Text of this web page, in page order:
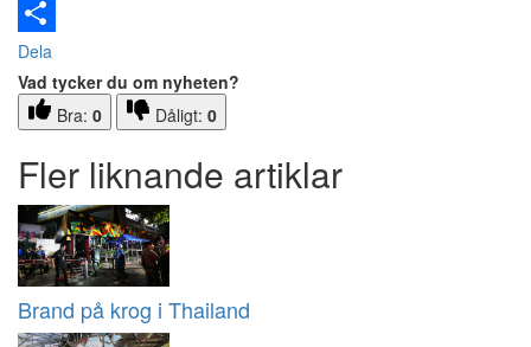
Email
Dela
Vad tycker du om nyheten?
Bra: 0 Dåligt: 0
Fler liknande artiklar
Brand på krog i Thailand